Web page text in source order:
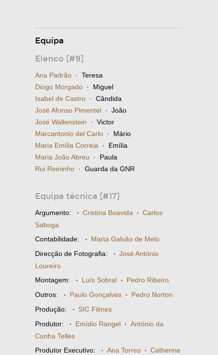
Equipa
Elenco [#9]
Ana Padrão · Teresa
Diogo Morgado · Miguel
Isabel de Castro · Cândida
José Afonso Pimentel · João
José Wallenstein · Victor
Marcantonio del Carlo · Mário
Maria Emília Correia · Emília
Maria João Abreu · Paula
Rui Reininho · Guarda da GNR
Equipa técnica [#17]
Argumento: · Cristina Boavida · Carlos
Saboga
Contabilidade: · Marta Galvão de Melo
Direcção de Fotografia: · José António
Loureiro
Montagem: · Luís Sobral · Pedro Ribeiro
Outros: · Paulo Gonçalves · Pedro Norton
Produção: · SIC Filmes
Produtor: · Emídio Rangel · António da
Cunha Telles
Produtor Executivo: · Ana Torres · Catherine